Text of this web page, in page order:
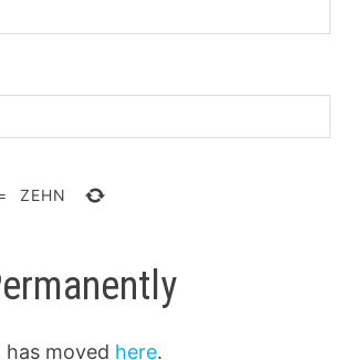
ZEHN
moved here.